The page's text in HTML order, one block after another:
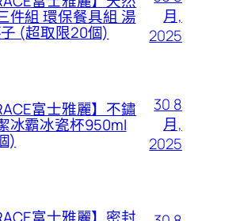
件組 環保餐具組 湯
(超取限20個)
月,
2025
富士雅麗】不鏽
冰霸冰瓷杯950ml
)
30 8
月,
2025